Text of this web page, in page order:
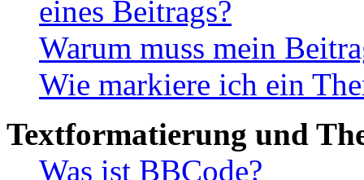
eines Beitrags?
Warum muss mein
Wie markiere ich ein
Textformatierung und
Was ist BBCode?